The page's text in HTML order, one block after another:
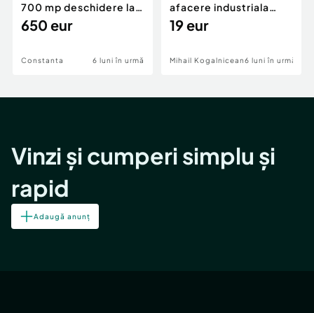
700 mp deschidere la
D24 si D25
650 eur
Constanta 6 luni în urmă
afacere industriala
deschidere 71 ml la
19 eur
Mihail Kogalniceanu6 luni în urmă
Vinzi și cumperi simplu și
rapid
Adaugă anunț